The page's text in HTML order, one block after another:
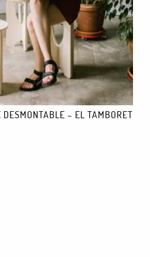
de lija de grano 240.
DESMONTABLE – EL TAMBORET